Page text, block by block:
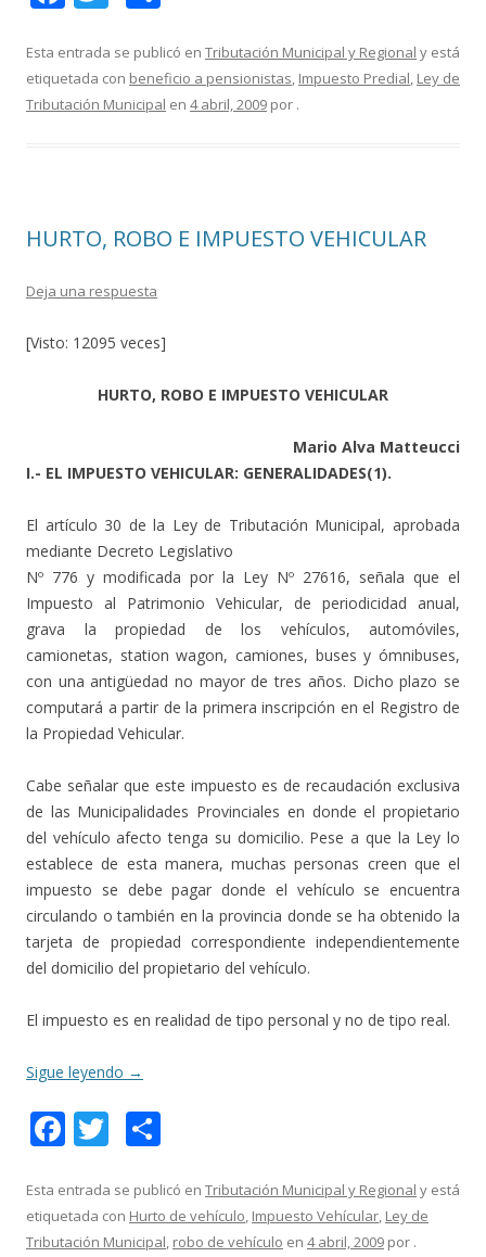
e
b
itt
er
m
p
Esta entrada se publicó en Tributación Municipal y Regional y está
etiquetada con beneficio a pensionistas, Impuesto Predial, Ley de
Tributación Municipal en 4 abril, 2009 por .
HURTO, ROBO E IMPUESTO VEHICULAR
Deja una respuesta
[Visto: 12095 veces]
HURTO, ROBO E IMPUESTO VEHICULAR
Mario Alva Matteucci
I.- EL IMPUESTO VEHICULAR: GENERALIDADES(1).
El artículo 30 de la Ley de Tributación Municipal, aprobada
mediante Decreto Legislativo
Nº 776 y modificada por la Ley Nº 27616, señala que el
Impuesto al Patrimonio Vehicular, de periodicidad anual,
grava la propiedad de los vehículos, automóviles,
camionetas, station wagon, camiones, buses y ómnibuses,
con una antigüedad no mayor de tres años. Dicho plazo se
computará a partir de la primera inscripción en el Registro de
la Propiedad Vehicular.
Cabe señalar que este impuesto es de recaudación exclusiva
de las Municipalidades Provinciales en donde el propietario
del vehículo afecto tenga su domicilio. Pese a que la Ley lo
establece de esta manera, muchas personas creen que el
impuesto se debe pagar donde el vehículo se encuentra
circulando o también en la provincia donde se ha obtenido la
tarjeta de propiedad correspondiente independientemente
del domicilio del propietario del vehículo.
El impuesto es en realidad de tipo personal y no de tipo real.
Sigue leyendo →
F
e
b
T
itt
er
m
p
Esta entrada se publicó en Tributación Municipal y Regional y está
etiquetada con Hurto de vehículo, Impuesto Vehícular, Ley de
Tributación Municipal, robo de vehículo en 4 abril, 2009 por .